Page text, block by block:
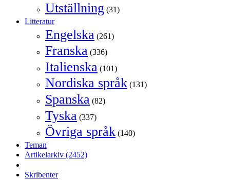
Utställning (31)
Litteratur
Engelska (261)
Franska (336)
Italienska (101)
Nordiska språk (131)
Spanska (82)
Tyska (337)
Övriga språk (140)
Teman
Artikelarkiv (2452)
Skribenter